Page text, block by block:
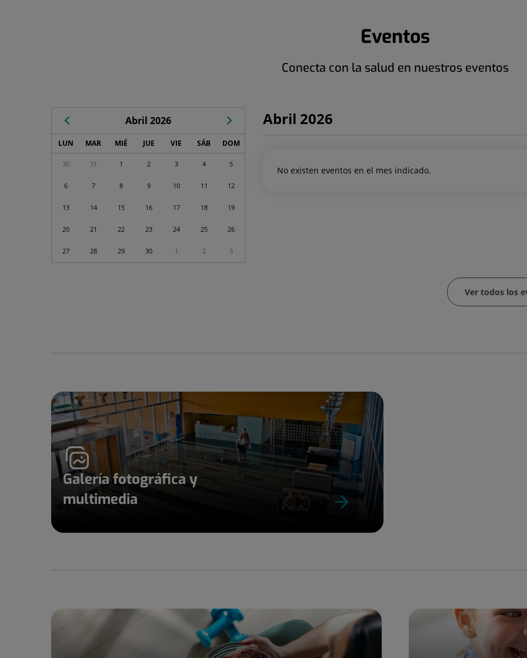
Eventos
Conecta con la salud en nuestros eventos
Abril 2026
Calendario
Eventos
2026
LUN MAR MIÉ JUE VIE SÁB DOM
30 31 1 2 3 4 5
6 7 8 9 10 11 12
13 14 15 16 17 18 19
20 21 22 23 24 25 26
27 28 29 30 1 2 3
Abril 2026
No existen eventos en el mes indicado.
Ver todos los
Galería fotográfica y
multimedia